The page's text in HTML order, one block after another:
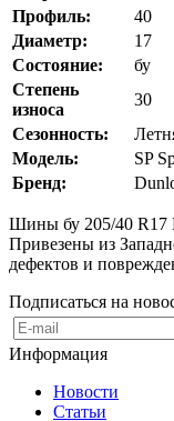
Профиль:
40
Диаметр:
17
Состояние:
бу
Степень
износа
30
Сезонность:
Модель:
SP
Бренд:
Шины бу 205/40 R17
Привезены из
дефектов и
Подписаться на
Информация
Новости
Статьи